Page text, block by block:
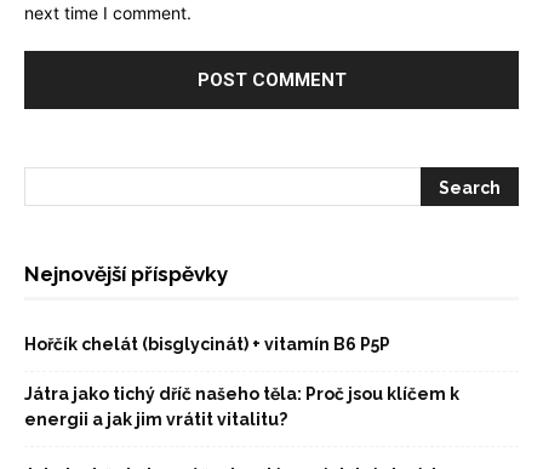
next time I comment.
Nejnovější příspěvky
Hořčík chelát (bisglycinát) + vitamín B6 P5P
Játra jako tichý dříč našeho těla: Proč jsou klíčem k
energii a jak jim vrátit vitalitu?